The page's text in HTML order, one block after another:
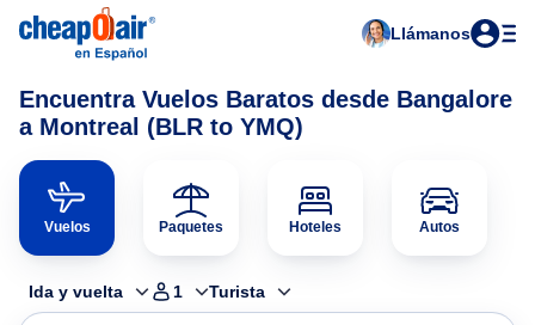
Llámanos
Encuentra Vuelos Baratos desde Bangalore
a Montreal (BLR to YMQ)
Vuelos Paquetes Hoteles Autos
Ida y vuelta 1 Turista